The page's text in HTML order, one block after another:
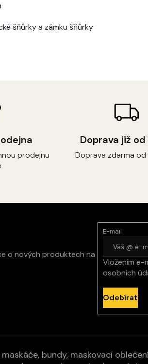
prodejnu
Doprava již od
Doprava zdarma
šňůrky a zámku šňůrky
o nových produktech na
E-mail
Vložením e-
osobních
Odebírat
bundy, maskovací